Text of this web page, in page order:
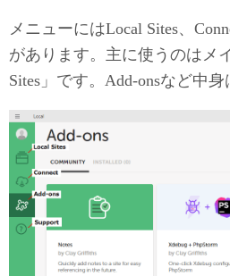
メニューにはLocal Sites、
があります。主に使うのはメ
Sites」です。Add-onsなど中